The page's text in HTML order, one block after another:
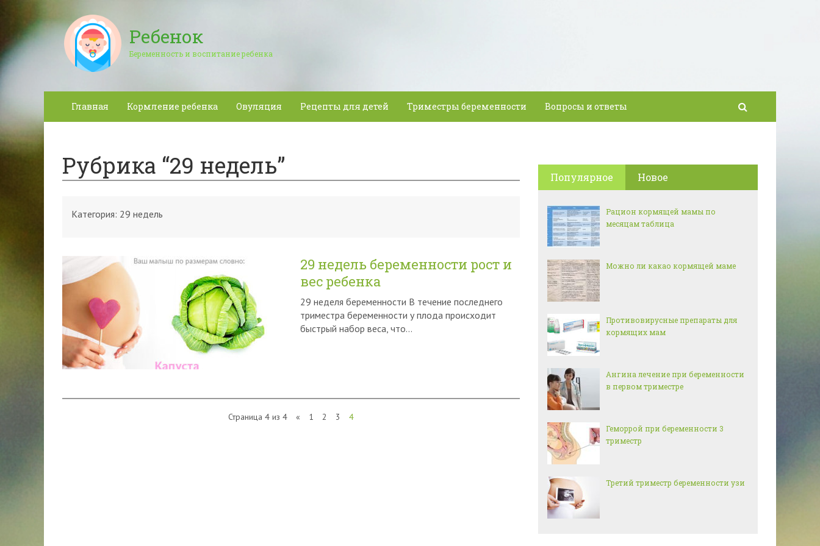
Ребенок
Беременность и воспитание ребенка
Главная Кормление ребенка Овуляция Рецепты для детей Триместры беременности Вопросы и ответы
Рубрика “29 недель”
Категория: 29 недель
29 недель беременности рост и
вес ребенка
29 неделя беременности В течение последнего
триместра беременности у плода происходит
быстрый набор веса, что…
Страница 4 из 4 « 1 2 3 4
Популярное Новое
Рацион кормящей мамы по
месяцам таблица
Можно ли какао кормящей маме
Противовирусные препараты для
кормящих мам
Ангина лечение при беременности
в первом триместре
Геморрой при беременности 3
триместр
Третий триместр беременности узи